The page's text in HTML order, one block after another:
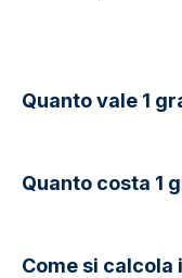
Quanto vale 1
Quanto costa 1
Come si calcola